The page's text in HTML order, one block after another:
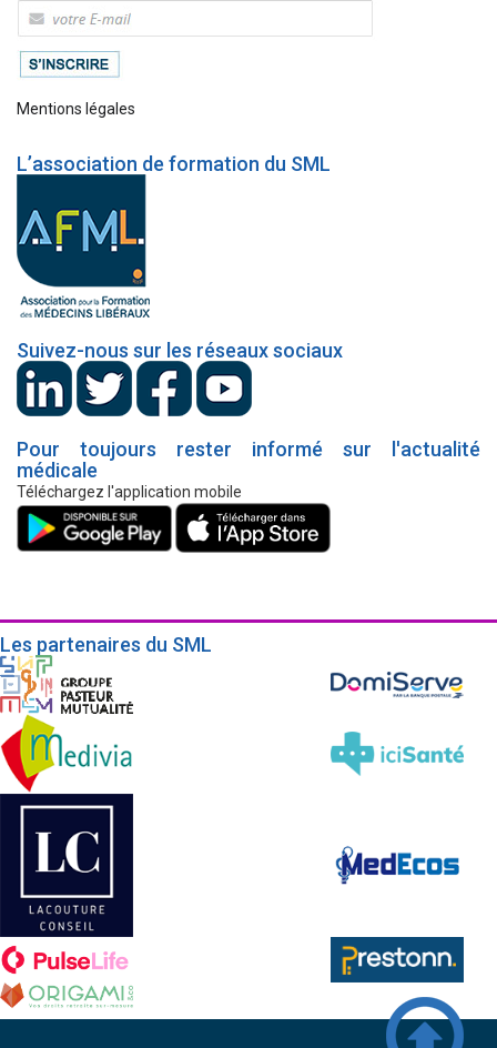
Mentions légales
L’association de formation du SML
Suivez-nous sur les réseaux sociaux
Pour toujours rester informé sur l'actualité
médicale
Téléchargez l'application mobile
Les partenaires du SML